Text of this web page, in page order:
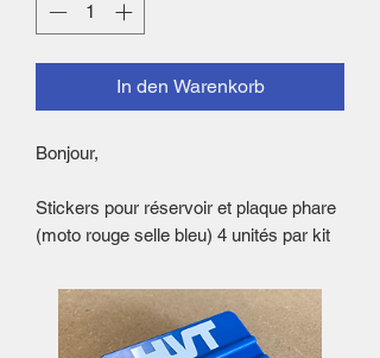
In den Warenkorb
Bonjour,
Stickers pour réservoir et plaque phare
(moto rouge selle bleu) 4 unités par kit